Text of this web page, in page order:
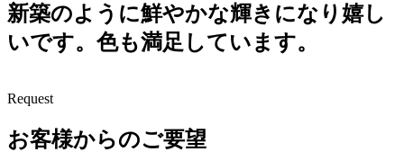
新築のように鮮やかな輝きになり嬉し
いです。色も満足しています。
Request
お客様からのご要望